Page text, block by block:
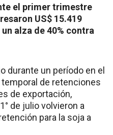
el primer trimestre
US$ 15.419
alza de 40% contra
durante un período en el
de retenciones
de exportación,
de julio volvieron a
para la soja a